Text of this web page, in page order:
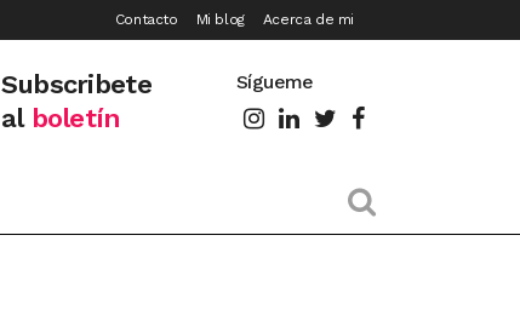
Contacto Mi blog Acerca de mi
Subscribete
al boletín
Sígueme